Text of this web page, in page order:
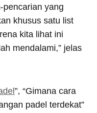
pencarian yang
khusus satu list
kita lihat ini
mendalami,” jelas
”, “Gimana cara
padel terdekat”